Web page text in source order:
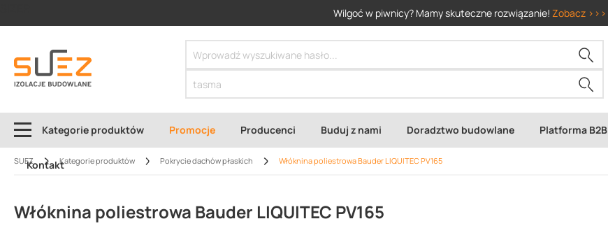
Wilgoć w piwnicy? Mamy skuteczne rozwiązanie! Zobacz >>>
Kategorie produktów Promocje Producenci Buduj z nami Doradztwo budowlane Platforma B2B
Kontakt
SUEZ Kategorie produktów Pokrycie dachów płaskich Włóknina poliestrowa Bauder LIQUITEC PV165
Włóknina poliestrowa Bauder LIQUITEC PV165